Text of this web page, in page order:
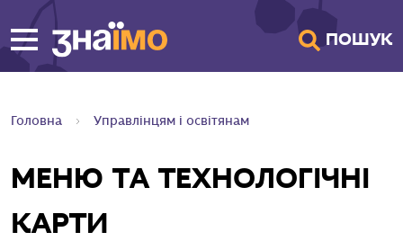
ПЕРЕЙТИ ДО
ГОЛОВНОГО
ПОШУК
Головна Управлінцям і освітянам
МЕНЮ ТА ТЕХНОЛОГІЧНІ
КАРТИ